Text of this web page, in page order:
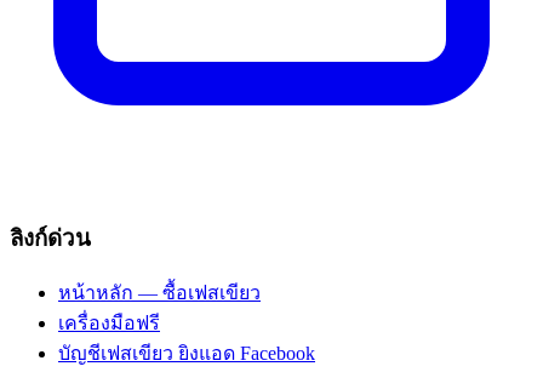
ลิงก์ด่วน
หน้าหลัก — ซื้อเฟสเขียว
เครื่องมือฟรี
บัญชีเฟสเขียว ยิงแอด Facebook